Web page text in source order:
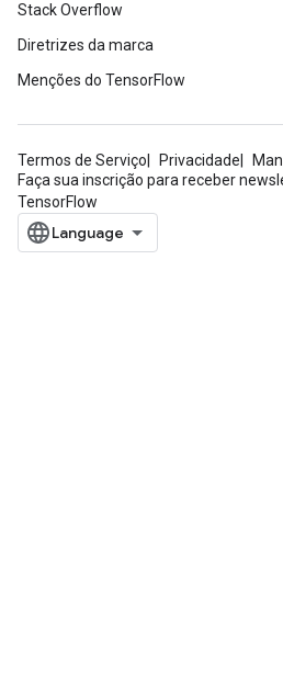
Stack Overflow
Diretrizes da marca
Menções do TensorFlow
Termos de Serviço Privacidade
Faça sua inscrição para receber
TensorFlow